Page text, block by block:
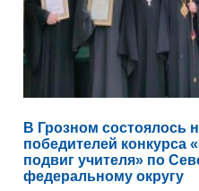
В Грозном состоялось
победителей конкурса
подвиг учителя» по
федеральному округу